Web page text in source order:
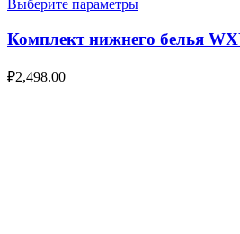
Выберите параметры
Комплект нижнего белья
₽2,498.00